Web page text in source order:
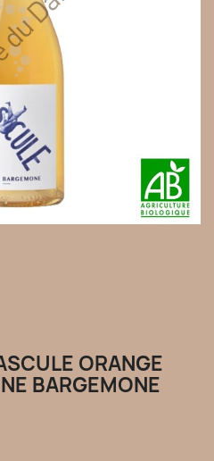
ORANGE
BARGEMONE